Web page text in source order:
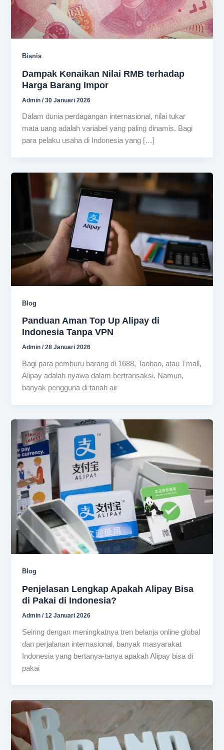
Bisnis
Dampak Kenaikan Nilai RMB terhadap
Harga Barang Impor
Admin/30 Januari 2026
Dalam dunia perdagangan internasional, nilai tukar
mata uang adalah variabel yang paling dinamis. Bagi
para pelaku usaha di Indonesia yang […]
Blog
Panduan Aman Top Up Alipay di
Indonesia Tanpa VPN
Admin/28 Januari 2026
Bagi para pemburu barang di 1688, Taobao, atau Tmall,
Alipay adalah nyawa dalam bertransaksi. Namun,
banyak pengguna di tanah air
Blog
Penjelasan Lengkap Apakah Alipay Bisa
di Pakai di Indonesia?
Admin/12 Januari 2026
Seiring dengan meningkatnya tren belanja online global
dan perjalanan internasional, banyak masyarakat
Indonesia yang bertanya-tanya apakah Alipay bisa di
pakai